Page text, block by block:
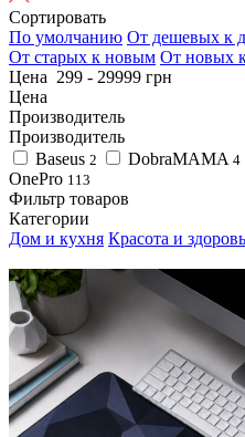
Сортировать
По умолчанию От дешевых к
От старых к новым От новых
Цена 299 - 29999 грн
Цена
Производитель
Производитель
Baseus 2 DobraMAMA 4
OnePro 113
Фильтр товаров
Категории
Дом и кухня Красота и